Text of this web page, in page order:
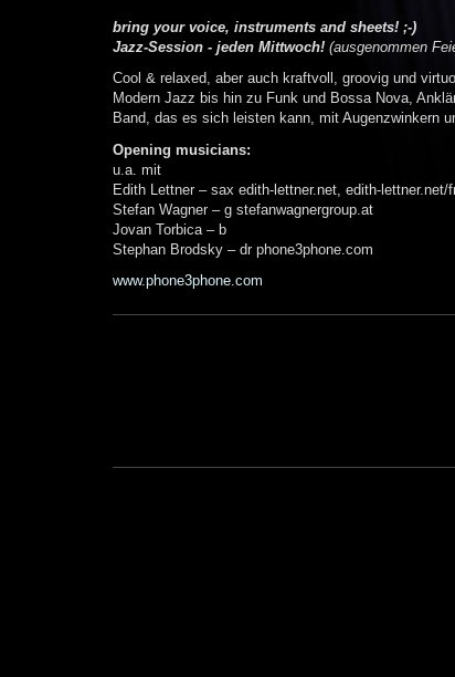
bring your voice, instruments and sheets! ;-)
Jazz-Session - jeden Mittwoch! (ausgenommen
Cool & relaxed, aber auch kraftvoll, groovig und
Modern Jazz bis hin zu Funk und Bossa Nova,
Band, das es sich leisten kann, mit Augenzwinkern
Opening musicians:
u.a. mit
Edith Lettner – sax edith-lettner.net, edith-lettner.net/
Stefan Wagner – g stefanwagnergroup.at
Jovan Torbica – b
Stephan Brodsky – dr phone3phone.com
www.phone3phone.com